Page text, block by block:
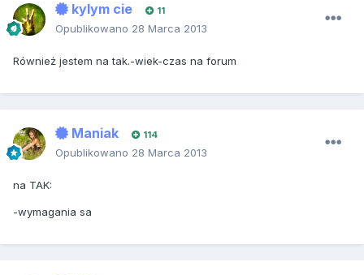
kylym cie 11
Opublikowano 28 Marca 2013
Również jestem na tak.-wiek-czas na forum
Maniak 114
Opublikowano 28 Marca 2013
na TAK:
-wymagania sa